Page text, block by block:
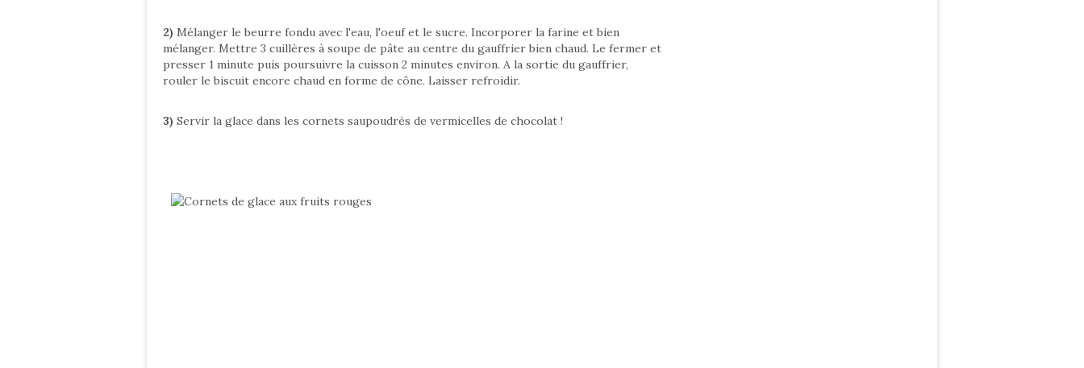
2) Mélanger le beurre fondu avec l'eau, l'oeuf et le sucre. Incorporer la farine et bien
mélanger. Mettre 3 cuillères à soupe de pâte au centre du gauffrier bien chaud. Le fermer et
presser 1 minute puis poursuivre la cuisson 2 minutes environ. A la sortie du gauffrier,
rouler le biscuit encore chaud en forme de cône. Laisser refroidir.
3) Servir la glace dans les cornets saupoudrés de vermicelles de chocolat !